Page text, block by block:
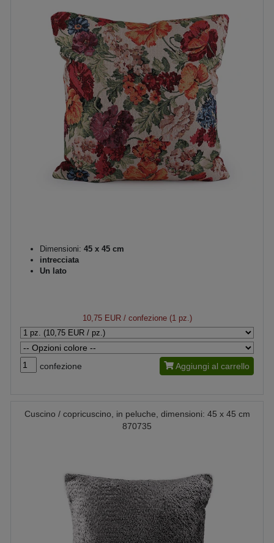
Dimensioni: 45 x 45 cm
intrecciata
Un lato
10,75 EUR/ confezione (1 pz.)
confezione Aggiungi al carrello
Cuscino / copricuscino, in peluche, dimensioni: 45 x 45 cm
870735